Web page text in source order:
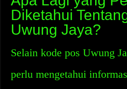
Diketahui
Uwung Jaya?
Selain kode pos Uwung
perlu mengetahui